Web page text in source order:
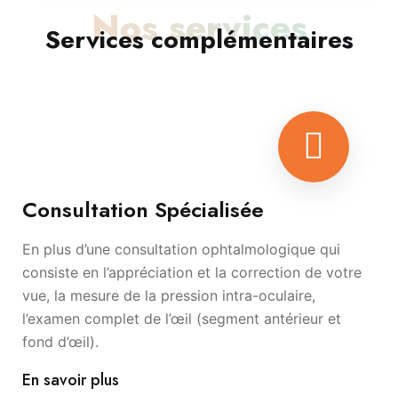
Nos services
Services complémentaires
Consultation Spécialisée
En plus d’une consultation ophtalmologique qui
consiste en l’appréciation et la correction de votre
vue, la mesure de la pression intra-oculaire,
l’examen complet de l’œil (segment antérieur et
fond d’œil).
En savoir plus